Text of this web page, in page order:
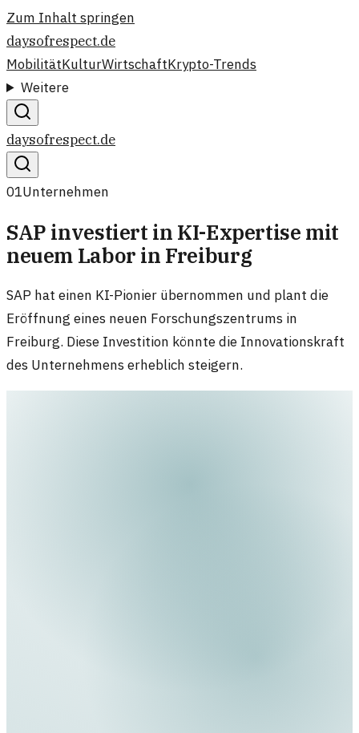
Zum Inhalt springen
daysofrespect.de
MobilitätKulturWirtschaftKrypto-Trends
Weitere
daysofrespect.de
01Unternehmen
SAP investiert in KI-Expertise mit
neuem Labor in Freiburg
SAP hat einen KI-Pionier übernommen und plant die
Eröffnung eines neuen Forschungszentrums in
Freiburg. Diese Investition könnte die Innovationskraft
des Unternehmens erheblich steigern.